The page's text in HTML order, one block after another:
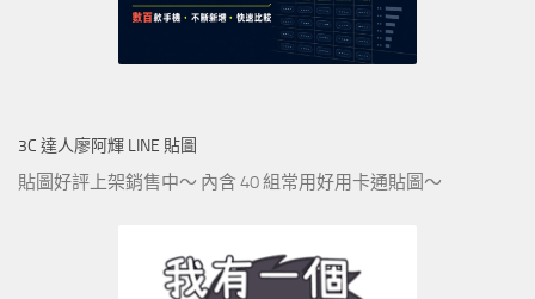
3C 達人廖阿輝 LINE 貼圖
貼圖好評上架銷售中～ 內含 40 組常用好用卡通貼圖～